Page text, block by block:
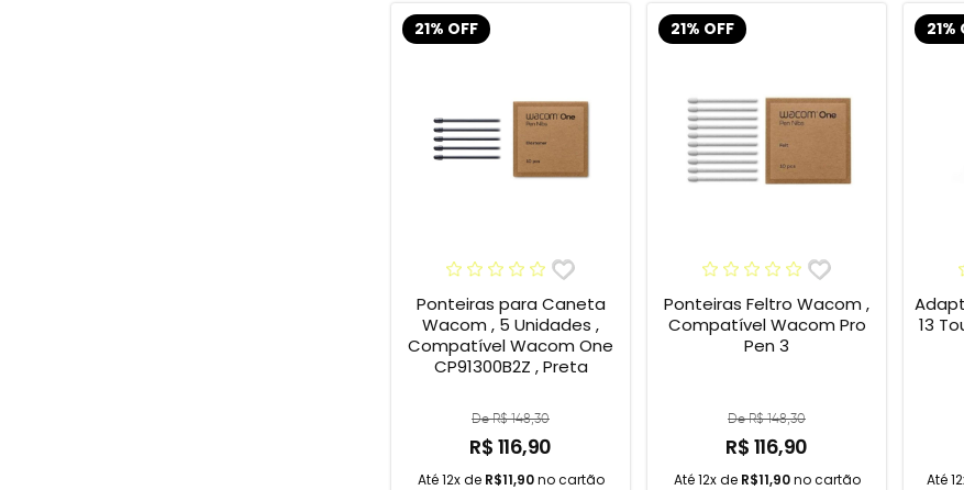
21% OFF
Ponteiras para Caneta
Wacom , 5 Unidades ,
Compatível Wacom One
CP91300B2Z , Preta
De R$ 148,30
R$ 116,90
Até 12x de R$11,90no cartão
21% OFF
Ponteiras Feltro Wacom ,
Compatível Wacom Pro
Pen 3
De R$ 148,30
R$ 116,90
Até 12x de R$11,90no cartão
21%
13
Até